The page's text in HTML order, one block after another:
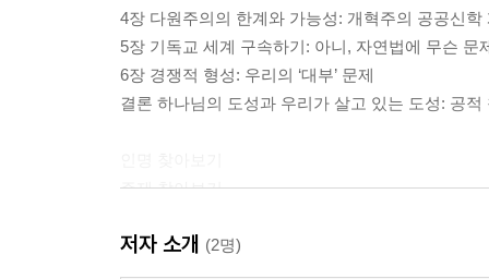
4장 다원주의의 한계와 가능성: 개혁주의 공공신학
5장 기독교 세계 구속하기: 아니, 자연법에 무슨 문
6장 경쟁적 형성: 우리의 ‘대부’ 문제
결론 하나님의 도성과 우리가 살고 있는 도성: 공
주제 찾아보기
저자 소개 (2명)